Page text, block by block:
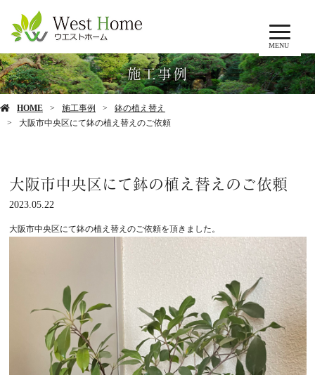
MENU
施工事例
HOME 施工事例
鉢の植え替え
大阪市中央区にて鉢の植え替えのご依頼
大阪市中央区にて鉢の植え替えのご依頼
2023.05.22
大阪市中央区にて鉢の植え替えのご依頼を頂きました。